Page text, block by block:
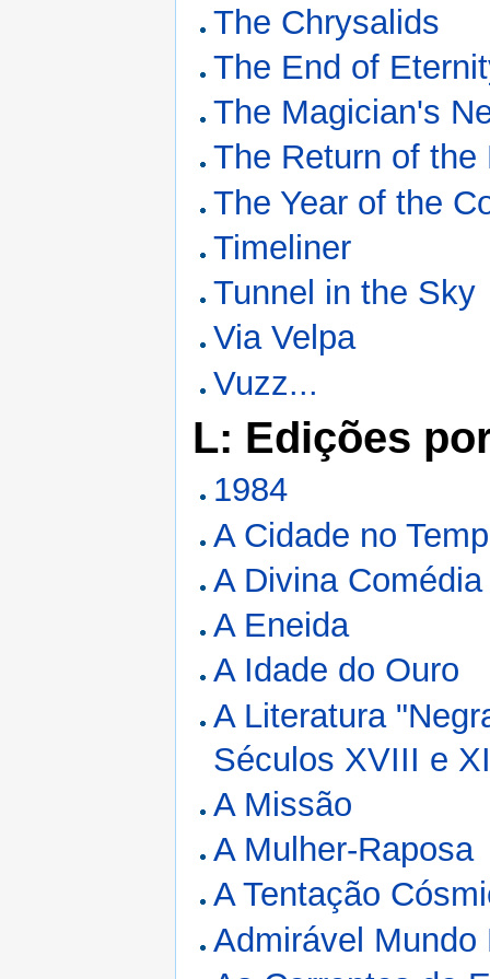
The Chrysalids
The End of
The Magician's
The Return of the
The Year of the
Timeliner
Tunnel in the Sky
Via Velpa
Vuzz...
L: Edições
1984
A Cidade no
A Divina Comédia
A Eneida
A Idade do Ouro
A Literatura
Séculos XVIII e
A Missão
A Mulher-Raposa
A Tentação
Admirável Mundo